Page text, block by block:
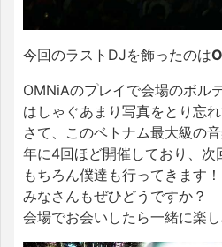
今回のラストDJを飾ったのは
OMNiAのプレイで会場のボル
はしゃぐあまり写真をとり忘
さて、このベトナム最大級の
年に4回ほど開催しており、次
もちろん僕達も行ってきます！
みなさんもぜひどうですか？
会場でお会いしたら一緒に楽